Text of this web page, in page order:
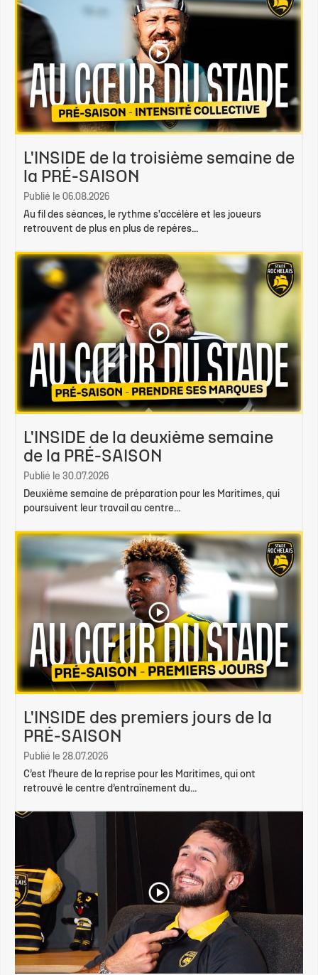
L'INSIDE de la troisième semaine de
la PRÉ-SAISON
Publié le 06.08.2026
Au fil des séances, le rythme s'accélère et les joueurs
retrouvent de plus en plus de repères...
L'INSIDE de la deuxième semaine
de la PRÉ-SAISON
Publié le 30.07.2026
Deuxième semaine de préparation pour les Maritimes, qui
poursuivent leur travail au centre...
L'INSIDE des premiers jours de la
PRÉ-SAISON
Publié le 28.07.2026
C’est l’heure de la reprise pour les Maritimes, qui ont
retrouvé le centre d’entraînement du...